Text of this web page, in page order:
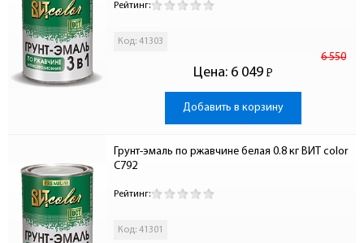
Рейтинг:
Код: 41303
Цена:
6 550
6 049 Р
-
Добавить в корзину
Грунт-эмаль по ржавчине белая 0.8 кг ВИТ color
С792
Рейтинг:
Код: 41301